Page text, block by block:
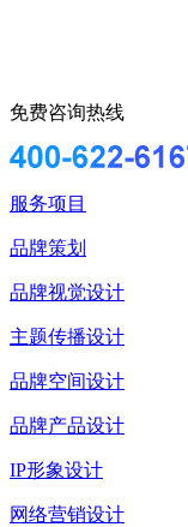
免费咨询热线
服务项目
品牌策划
品牌视觉设计
主题传播设计
品牌空间设计
品牌产品设计
IP形象设计
网络营销设计